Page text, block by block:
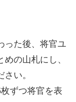
った後、将官ユ
の山札にし、
い。
ずつ将官を表